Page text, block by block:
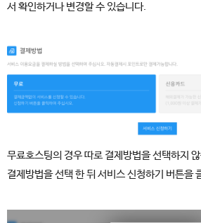
서 확인하거나 변경할 수 있습니다.
무료호스팅의 경우 따로 결제방법을 선택하지
결제방법을 선택 한 뒤 서비스 신청하기 버튼을